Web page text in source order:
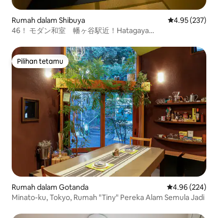
Rumah dalam Shibuya Penarafan
4.95 (237)
46！ モダン和室 幡ヶ谷駅近！Hatagaya
Pilihan tetamu
Pilihan tetamu
Rumah dalam Gotanda Penarafan
4.96 (224)
Minato-ku, Tokyo, Rumah "Tiny" Pereka Alam Semula Jadi